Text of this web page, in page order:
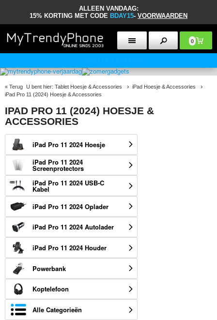
ALLEEN VANDAAG:
15% KORTING MET CODE BDAY15- VOORWAARDEN
0
« Terug U bent hier: Tablet Hoesje & Accessories
iPad Hoesje & Accessories
iPad Pro 11 (2024) Hoesje & Accessories
IPAD PRO 11 (2024) HOESJE &
ACCESSORIES
iPad Pro 11 2024 Hoesje
iPad Pro 11 2024
Screenprotectors
iPad Pro 11 2024 USB-C
Kabel
iPad Pro 11 2024 Oplader
iPad Pro 11 2024 Autolader
iPad Pro 11 2024 Houder
Powerbank
Koptelefoon
Alle Categorieën